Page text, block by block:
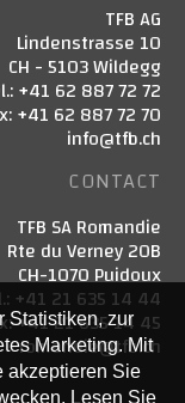
TFB AG
Lindenstrasse 10
CH - 5103 Wildegg
+41 62 887 72 72
+41 62 887 72 70
info@tfb.ch
CONTACT
TFB SA Romandie
Rte du Verney 20B
CH-1070 Puidoux
+41 21 635 14 44
+41 21 635 14 45
romandie@tfb.ch
Statistiken, zur
Marketing. Mit
akzeptieren Sie
Lesen Sie